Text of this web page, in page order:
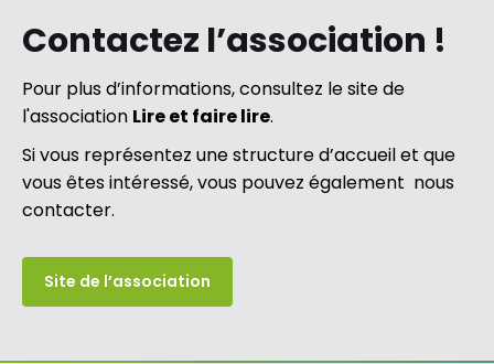
Contactez l’association !
Pour plus d’informations, consultez le site de
l'association Lire et faire lire.
Si vous représentez une structure d’accueil et que
vous êtes intéressé, vous pouvez également nous
contacter.
Site de l’association